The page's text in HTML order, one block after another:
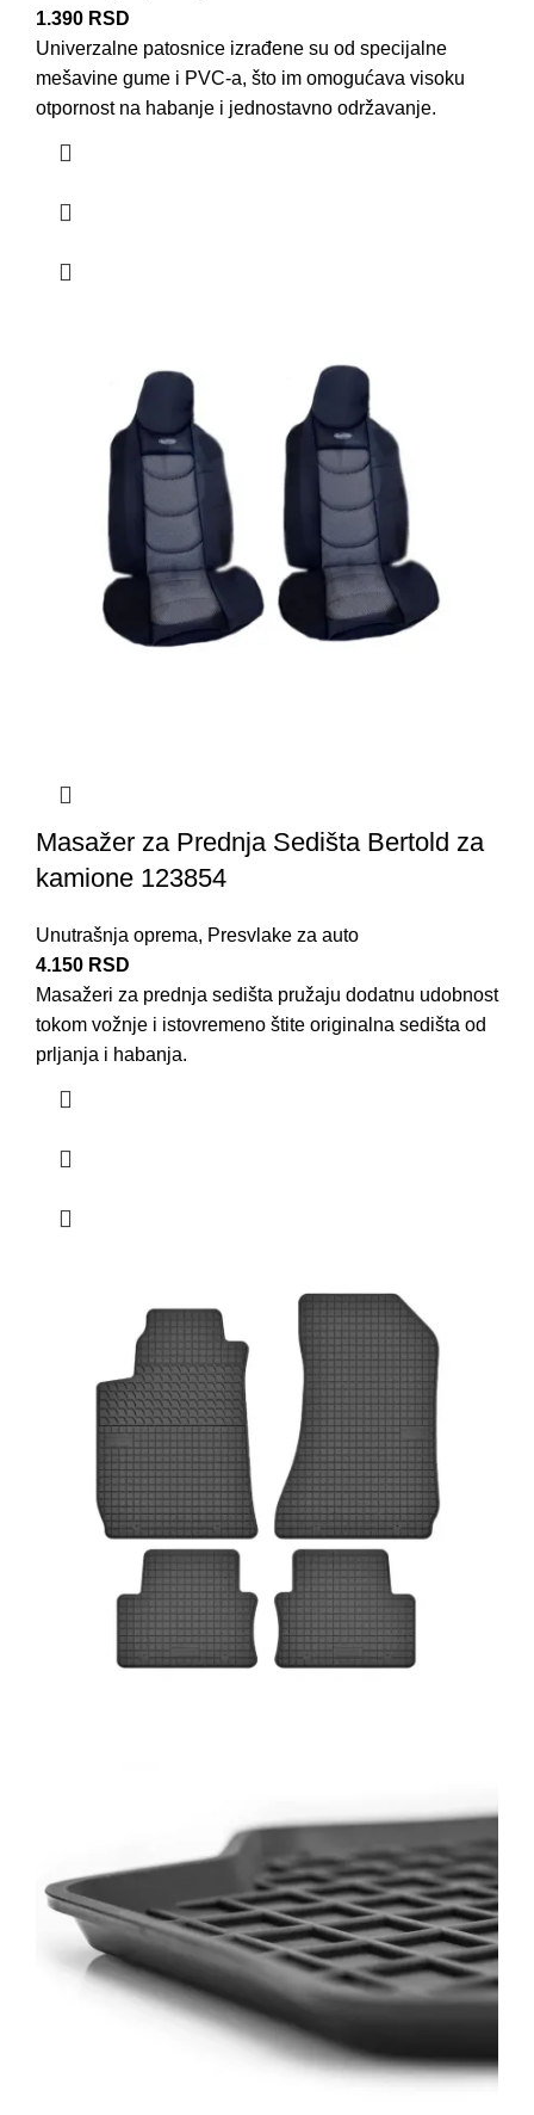
1.390 RSD
Univerzalne patosnice izrađene su od specijalne
mešavine gume i PVC-a, što im omogućava visoku
otpornost na habanje i jednostavno održavanje.
Masažer za Prednja Sedišta Bertold za
kamione 123854
Unutrašnja oprema, Presvlake za auto
4.150 RSD
Masažeri za prednja sedišta pružaju dodatnu udobnost
tokom vožnje i istovremeno štite originalna sedišta od
prljanja i habanja.